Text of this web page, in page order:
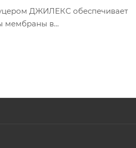
ДЖИЛЕКС обеспечивает
мембраны в